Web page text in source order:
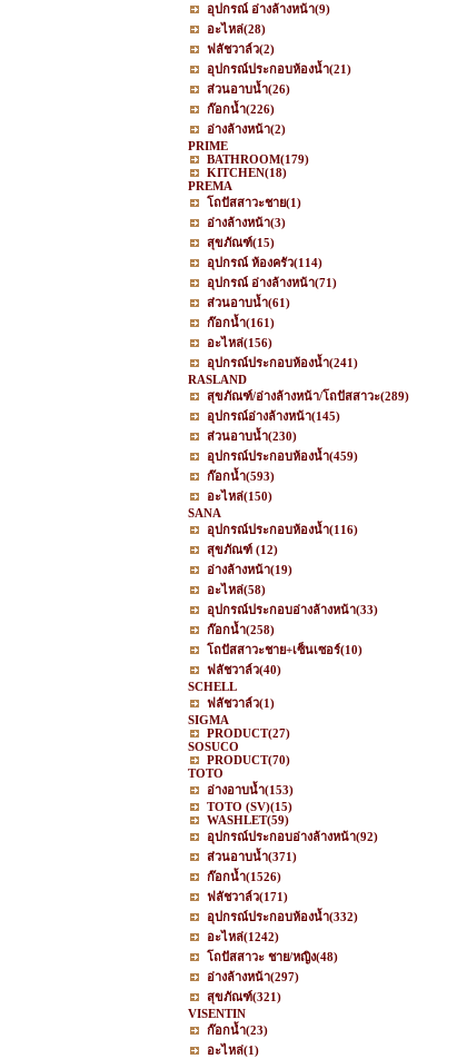
อุปกรณ์ อ่างล้างหน้า(9)
อะไหล่(28)
ฟลัชวาล์ว(2)
อุปกรณ์ประกอบห้องน้ำ(21)
ส่วนอาบน้ำ(26)
ก๊อกน้ำ(226)
อ่างล้างหน้า(2)
PRIME
BATHROOM(179)
KITCHEN(18)
PREMA
โถปัสสาวะชาย(1)
อ่างล้างหน้า(3)
สุขภัณฑ์(15)
อุปกรณ์ ห้องครัว(114)
อุปกรณ์ อ่างล้างหน้า(71)
ส่วนอาบน้ำ(61)
ก๊อกน้ำ(161)
อะไหล่(156)
อุปกรณ์ประกอบห้องน้ำ(241)
RASLAND
สุขภัณฑ์/อ่างล้างหน้า/โถปัสสาวะ(289)
อุปกรณ์อ่างล้างหน้า(145)
ส่วนอาบน้ำ(230)
อุปกรณ์ประกอบห้องน้ำ(459)
ก๊อกน้ำ(593)
อะไหล่(150)
SANA
อุปกรณ์ประกอบห้องน้ำ(116)
สุขภัณฑ์ (12)
อ่างล้างหน้า(19)
อะไหล่(58)
อุปกรณ์ประกอบอ่างล้างหน้า(33)
ก๊อกน้ำ(258)
โถปัสสาวะชาย+เซ็นเซอร์(10)
ฟลัชวาล์ว(40)
SCHELL
ฟลัชวาล์ว(1)
SIGMA
PRODUCT(27)
SOSUCO
PRODUCT(70)
TOTO
อ่างอาบน้ำ(153)
TOTO (SV)(15)
WASHLET(59)
อุปกรณ์ประกอบอ่างล้างหน้า(92)
ส่วนอาบน้ำ(371)
ก๊อกน้ำ(1526)
ฟลัชวาล์ว(171)
อุปกรณ์ประกอบห้องน้ำ(332)
อะไหล่(1242)
โถปัสสาวะ ชาย/หญิง(48)
อ่างล้างหน้า(297)
สุขภัณฑ์(321)
VISENTIN
ก๊อกน้ำ(23)
อะไหล่(1)